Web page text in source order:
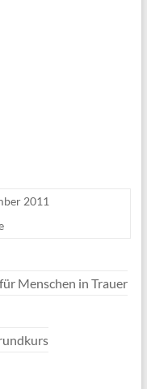
2011
Menschen in Trauer